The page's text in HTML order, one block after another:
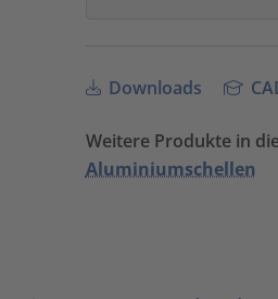
Downloads
Weitere Produkte in
Aluminiumschellen